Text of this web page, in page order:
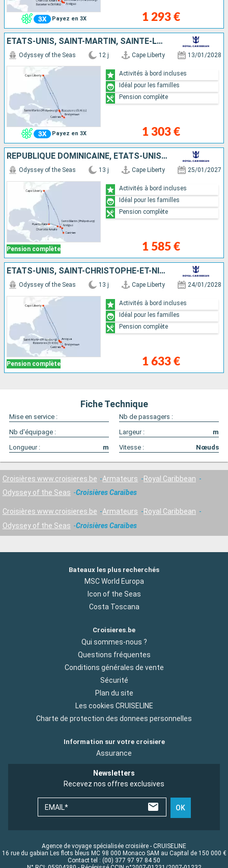
Payez en 3X 1 293 €
ÉTATS-UNIS, SAINT-MARTIN, SAINTE-LUCIE, BARBADE, SAINT-CHRISTOPHE-ET-NIÉVÈS
Payez en 3X
Odyssey of the Seas 12 j Cape Liberty 13/01/2028
1 303 €
Activités à bord incluses
Idéal pour les familles
Pension complète
RÉPUBLIQUE DOMINICAINE, ÉTATS-UNIS, ANTIGUA-ET-BARBUDA, SAINTE-LUCIE, SAINT-MARTIN
Pension complète
Odyssey of the Seas 13 j Cape Liberty 25/01/2027
1 585 €
Activités à bord incluses
Idéal pour les familles
Pension complète
ÉTATS-UNIS, SAINT-CHRISTOPHE-ET-NIÉVÈS, ANTIGUA-ET-BARBUDA, BARBADE, SAINTE-LUCIE, SAINT-MARTIN
Pension complète
Odyssey of the Seas 13 j Cape Liberty 24/01/2028
1 633 €
Activités à bord incluses
Idéal pour les familles
Pension complète
Fiche Technique
Mise en service :
Nb de passagers :
Nb d'équipage :
Largeur :
m
Longueur :
m Vitesse : Nœuds
Croisières www.croisieres.be Armateurs
Royal Caribbean
Odyssey of the Seas
Croisières Caraïbes
Croisières www.croisieres.be Armateurs
Royal Caribbean
Odyssey of the Seas
Croisières Caraïbes
Bateaux les plus recherchés
MSC World Europa
Icon of the Seas
Costa Toscana
Croisieres.be
Qui sommes-nous ?
Questions fréquentes
Conditions générales de vente
Sécurité
Plan du site
Les cookies CRUISELINE
Charte de protection des donnees personnelles
Information sur votre croisiere
Assurance
Newsletters
Recevez nos offres exclusives
EMAIL* OK
Agence de voyage spécialisée croisière - CRUISELINE
16 rue du gabian Les flots bleus MC 98 000 Monaco SAM au Capital de 150 000 €
Contact tel : (00) 377 97 97 84 50